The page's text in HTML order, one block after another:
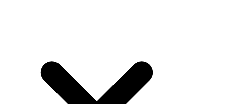
スターと連携したプロジェクト進行 ●チーム内で実施する各種スクラム
イベントへの参加 【開発組織の特徴】 タイミーの開発組織はフロントエ
ンドからSREのレイヤまでひとつのチームで解決できることをコンセプ
トにしています。裁量は各チームに移譲されており、自身の専門分野を